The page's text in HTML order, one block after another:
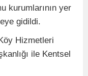
kurumlarının yer
gidildi.
Hizmetleri
ile Kentsel